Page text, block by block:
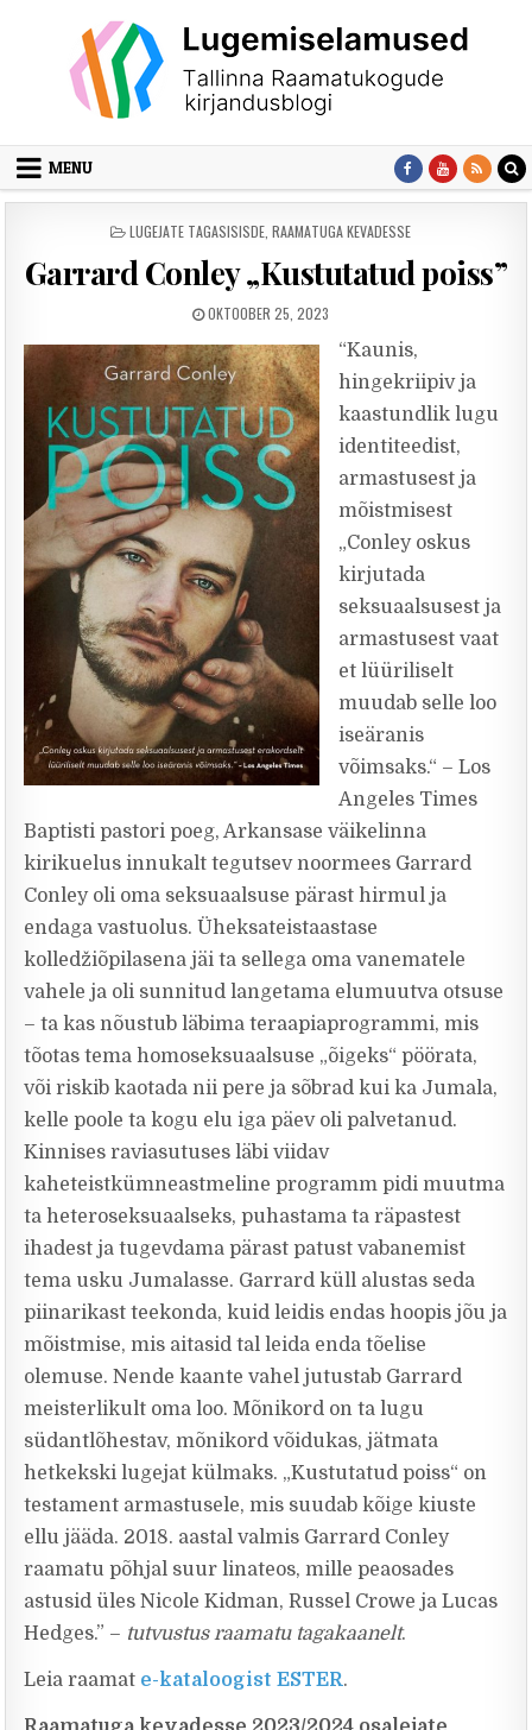
MENU
POSTED IN
LUGEJATE TAGASISISDE, RAAMATUGA KEVADESSE
Garrard Conley „Kustutatud poiss”
PUBLISHED DATE:
OKTOOBER 25, 2023
“Kaunis,
hingekriipiv ja
kaastundlik lugu
identiteedist,
armastusest ja
mõistmisest
„Conley oskus
kirjutada
seksuaalsusest ja
armastusest vaat
et lüüriliselt
muudab selle loo
iseäranis
võimsaks.“ – Los
Angeles Times
Baptisti pastori poeg, Arkansase väikelinna
kirikuelus innukalt tegutsev noormees Garrard
Conley oli oma seksuaalsuse pärast hirmul ja
endaga vastuolus. Üheksateistaastase
kolledžiõpilasena jäi ta sellega oma vanematele
vahele ja oli sunnitud langetama elumuutva otsuse
– ta kas nõustub läbima teraapiaprogrammi, mis
tõotas tema homoseksuaalsuse „õigeks“ pöörata,
või riskib kaotada nii pere ja sõbrad kui ka Jumala,
kelle poole ta kogu elu iga päev oli palvetanud.
Kinnises raviasutuses läbi viidav
kaheteistkümneastmeline programm pidi muutma
ta heteroseksuaalseks, puhastama ta räpastest
ihadest ja tugevdama pärast patust vabanemist
tema usku Jumalasse. Garrard küll alustas seda
piinarikast teekonda, kuid leidis endas hoopis jõu ja
mõistmise, mis aitasid tal leida enda tõelise
olemuse. Nende kaante vahel jutustab Garrard
meisterlikult oma loo. Mõnikord on ta lugu
südantlõhestav, mõnikord võidukas, jätmata
hetkekski lugejat külmaks. „Kustutatud poiss“ on
testament armastusele, mis suudab kõige kiuste
ellu jääda. 2018. aastal valmis Garrard Conley
raamatu põhjal suur linateos, mille peaosades
astusid üles Nicole Kidman, Russel Crowe ja Lucas
Hedges.” – tutvustus raamatu tagakaanelt.
Leia raamat e-kataloogist ESTER.